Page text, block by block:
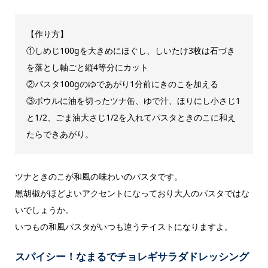
【作り方】
①しめじ100gを大きめにほぐし、しいたけ3枚は石づき
を落とし軸ごと縦4等分にカット
②パスタ100gのゆであがり1分前にきのこを加える
③ボウルに油を切ったツナ缶、ゆで汁、ほりにし小さじ1
と1/2、ごま油大さじ1/2を入れてパスタときのこに和え
たらできあがり。
ツナときのこが和風の味わいのパスタです。
黒胡椒がほどよいアクセントになっており大人のパスタではな
いでしょうか。
いつもの和風パスタがいつも違うテイストになりますよ。
スパイシー！なまるでチョレギサラダドレッシング